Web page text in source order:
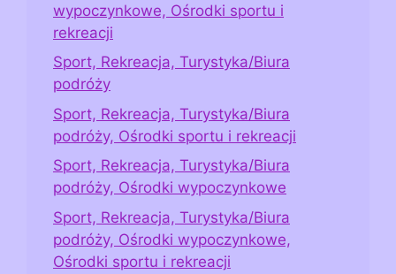
wypoczynkowe, Ośrodki sportu i
rekreacji
Sport, Rekreacja, Turystyka/Biura
podróży
Sport, Rekreacja, Turystyka/Biura
podróży, Ośrodki sportu i rekreacji
Sport, Rekreacja, Turystyka/Biura
podróży, Ośrodki wypoczynkowe
Sport, Rekreacja, Turystyka/Biura
podróży, Ośrodki wypoczynkowe,
Ośrodki sportu i rekreacji